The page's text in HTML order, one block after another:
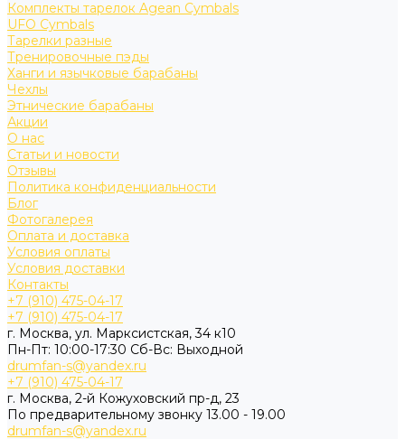
Комплекты тарелок Agean Cymbals
UFO Cymbals
Тарелки разные
Тренировочные пэды
Ханги и язычковые барабаны
Чехлы
Этнические барабаны
Акции
О нас
Статьи и новости
Отзывы
Политика конфиденциальности
Блог
Фотогалерея
Оплата и доставка
Условия оплаты
Условия доставки
Контакты
+7 (910) 475-04-17
+7 (910) 475-04-17
г. Москва, ул. Марксистская, 34 к10
Пн-Пт: 10:00-17:30 Cб-Вс: Выходной
drumfan-s@yandex.ru
+7 (910) 475-04-17
г. Москва, 2-й Кожуховский пр-д, 23
По предварительному звонку 13.00 - 19.00
drumfan-s@yandex.ru